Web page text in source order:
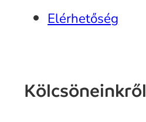
Elérhetőség
Kölcsöneinkről